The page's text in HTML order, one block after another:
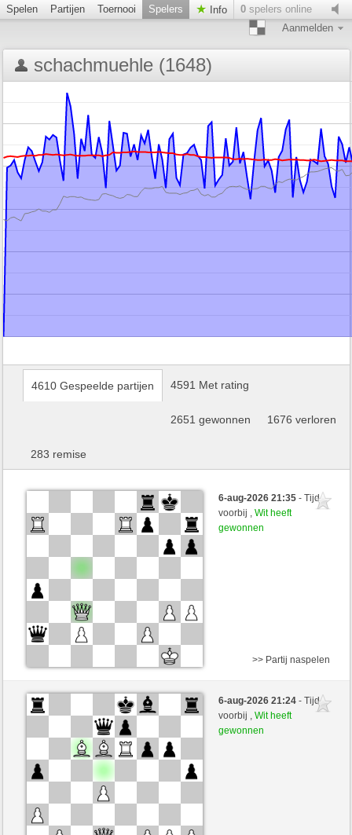
Spelen Partijen Toernooi Spelers Info 0 spelers online
Aanmelden
schachmuehle (1648)
4610 Gespeelde partijen 4591 Met rating
2651 gewonnen 1676 verloren
283 remise
6-aug-2026 21:35- Tijd
voorbij ,Wit heeft
gewonnen
Zwart
slapnica (1492) (-10)
Wit
schachmuehle (1638) (+10)
Speelduur: 4 minutes/side + 4 seconds/move
Partij telt mee voor de ranglijst
>> Partij naspelen
6-aug-2026 21:24- Tijd
voorbij ,Wit heeft
gewonnen